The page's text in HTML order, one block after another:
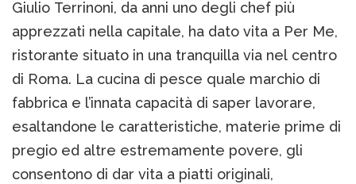
Giulio Terrinoni, da anni uno degli chef più
apprezzati nella capitale, ha dato vita a Per Me,
ristorante situato in una tranquilla via nel centro
di Roma. La cucina di pesce quale marchio di
fabbrica e l’innata capacità di saper lavorare,
esaltandone le caratteristiche, materie prime di
pregio ed altre estremamente povere, gli
consentono di dar vita a piatti originali,